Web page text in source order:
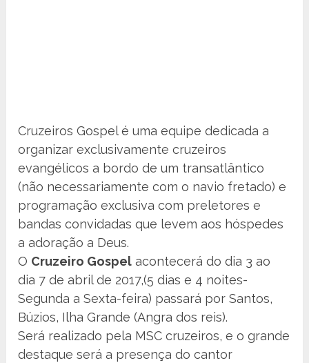
Cruzeiros Gospel é uma equipe dedicada a
organizar exclusivamente cruzeiros
evangélicos a bordo de um transatlântico
(não necessariamente com o navio fretado) e
programação exclusiva com preletores e
bandas convidadas que levem aos hóspedes
a adoração a Deus.
O Cruzeiro Gospel acontecerá do dia 3 ao
dia 7 de abril de 2017,(5 dias e 4 noites-
Segunda a Sexta-feira) passará por Santos,
Búzios, Ilha Grande (Angra dos reis).
Será realizado pela MSC cruzeiros, e o grande
destaque será a presença do cantor